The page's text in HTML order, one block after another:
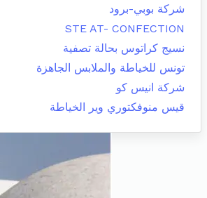
شركة بوبي-برود
STE AT- CONFECTION
نسيج كراتوس بحالة تصفية
تونس للخياطة والملابس الجاهزة
شركة انيس كو
قيس منوفكتوري وير الخياطة